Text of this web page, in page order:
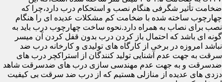
ضخامت تأثیر شگرفی هنگام نصب و استحکام درب دارد،چرا که
چهارچوب ساخته شده با ضخامت کم مشکلات عدیده ای را هنگام
نصب برای نصاب به همراه دارد.نحوه ساخت چهارچوب درب باید به
گونه ای باشد که احتمال باز کردن درب بدون قفل کردن آن میسر
نباشد امروزه در برخی از کارگاه های تولیدی و کارخانه درب ضد
سرقت به جهت عدم آشنایی تولید کنندگان از استراکچر درب های
ضدسرقت و به جهت عدم مهندسی سازی درب های ضدسرقت شاهد
دزدی های عدیده از منازلی هستیم که از درب ضد سرقت بی کیفیت